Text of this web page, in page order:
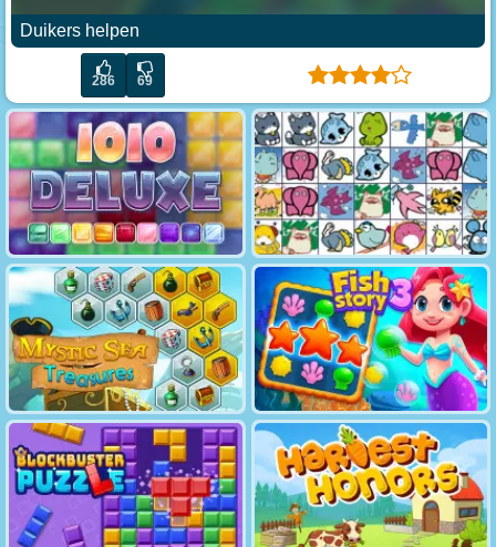
Duikers helpen
286 69